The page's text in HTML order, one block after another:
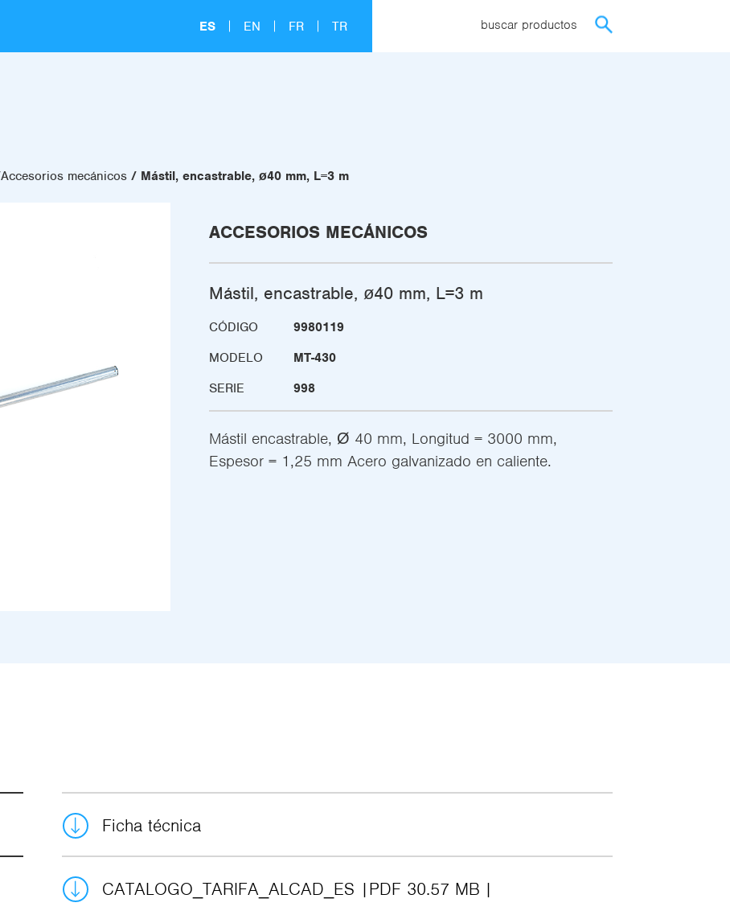
ES EN FR TR buscar productos
Accesorios mecánicos Mástil, encastrable, ø40 mm, L=3 m
ACCESORIOS MECÁNICOS
Mástil, encastrable, ø40 mm, L=3 m
CÓDIGO
9980119
MODELO
MT-430
SERIE
998
Mástil encastrable, Ø 40 mm, Longitud = 3000 mm,
Espesor = 1,25 mm Acero galvanizado en caliente.
Ficha técnica
CATALOGO_TARIFA_ALCAD_ES PDF 30.57 MB